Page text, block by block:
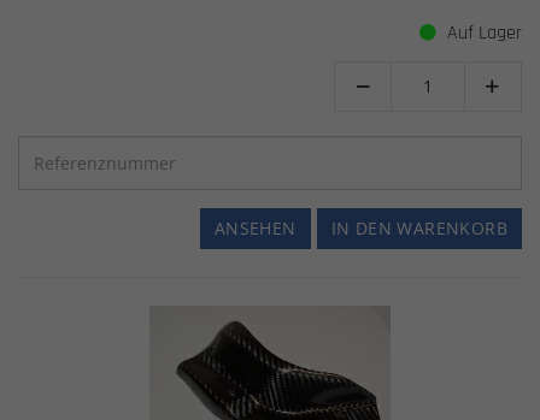
Auf Lager
 
IN DEN WARENKORB
ANSEHEN